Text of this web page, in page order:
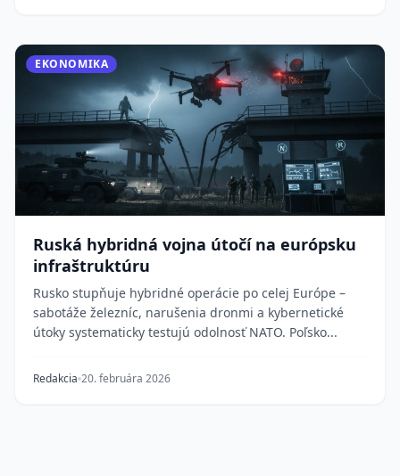
EKONOMIKA
Ruská hybridná vojna útočí na európsku
infraštruktúru
Rusko stupňuje hybridné operácie po celej Európe –
sabotáže železníc, narušenia dronmi a kybernetické
útoky systematicky testujú odolnosť NATO. Poľsko...
Redakcia 20. februára 2026